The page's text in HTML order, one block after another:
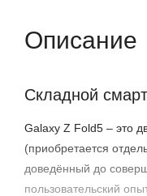
Описание
Складной
Galaxy Z Fold5 – это
(приобретается
доведённый до
пользовательский